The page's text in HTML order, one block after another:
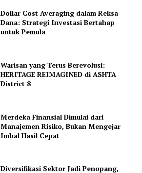
Dollar Cost Averaging dalam Reksa
Dana: Strategi Investasi Bertahap
untuk Pemula
Warisan yang Terus Berevolusi:
HERITAGE REIMAGINED di ASHTA
District 8
Merdeka Finansial Dimulai dari
Manajemen Risiko, Bukan Mengejar
Imbal Hasil Cepat
Diversifikasi Sektor Jadi Penopang,